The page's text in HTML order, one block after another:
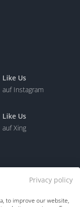
Like Us
auf Instagram
Like Us
auf Xing
Über uns
Privacy policy
to improve our website,